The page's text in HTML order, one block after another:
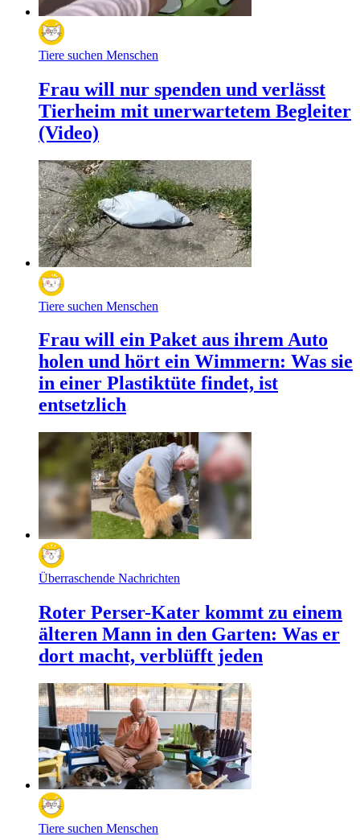
Tiere suchen Menschen
Frau will nur spenden und verlässt
Tierheim mit unerwartetem Begleiter
(Video)
Tiere suchen Menschen
Frau will ein Paket aus ihrem Auto
holen und hört ein Wimmern: Was sie
in einer Plastiktüte findet, ist
entsetzlich
Überraschende Nachrichten
Roter Perser-Kater kommt zu einem
älteren Mann in den Garten: Was er
dort macht, verblüfft jeden
Tiere suchen Menschen